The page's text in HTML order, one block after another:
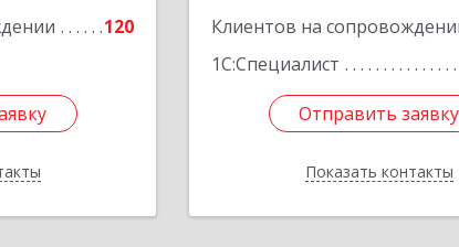
120 Клиентов на
1С:Специалист
Отправить заявку
Показать контакты
Отправить заявку
Назад